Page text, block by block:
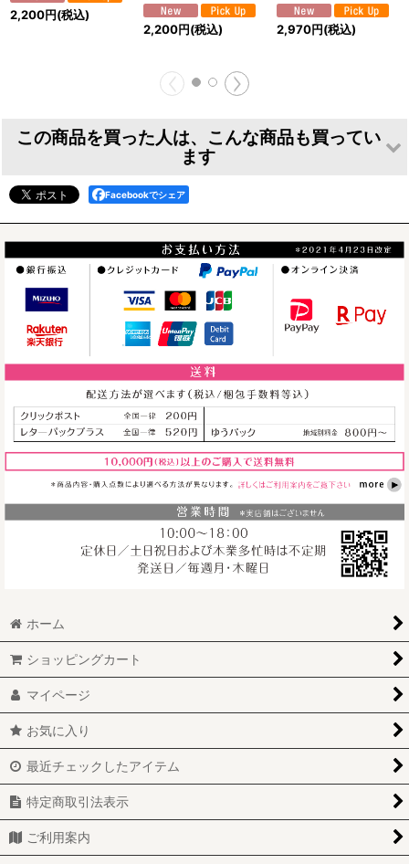
2,200円(税込)
2,200円(税込) 2,970円(税込)
この商品を買った人は、こんな商品も買ってい
ます
うさぎのシルエッ
ト時計ミニ（立ち
耳・ロップ）＜
Woody Line＞
[clo_sil001ws]
1,980円(税込)
Antique:《ストロ
ベリー》スマート
フォンシール
～(税込)
うたっちシルエッ
トの時計 小（ロ
Woody Line＞
[clo_sil005m]
Facebookでシェア
ホーム
ショッピングカート
マイページ
お気に入り
最近チェックしたアイテム
特定商取引法表示
ご利用案内